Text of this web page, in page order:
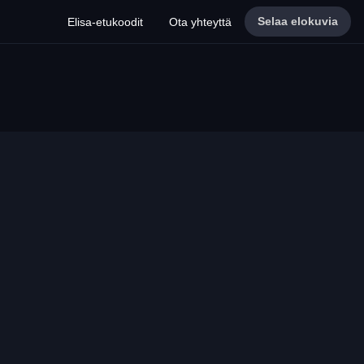
Elisa-etukoodit Ota yhteyttä Selaa elokuvia